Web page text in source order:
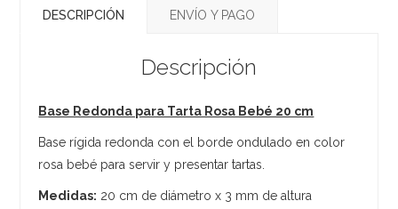
DESCRIPCIÓN ENVÍO Y PAGO
Descripción
Base Redonda para Tarta Rosa Bebé 20 cm
Base rígida redonda con el borde ondulado en color
rosa bebé para servir y presentar tartas.
Medidas: 20 cm de diámetro x 3 mm de altura